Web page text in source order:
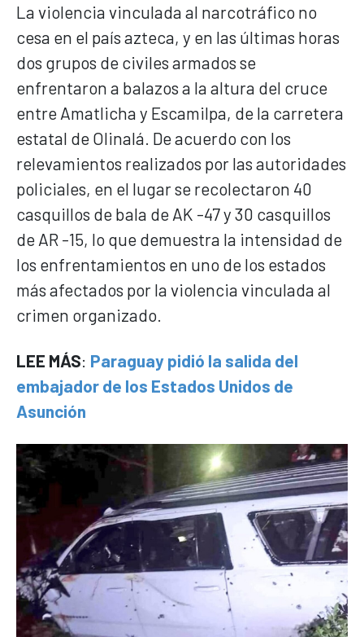
La violencia vinculada al narcotráfico no
cesa en el país azteca, y en las últimas horas
dos grupos de civiles armados se
enfrentaron a balazos a la altura del cruce
entre Amatlicha y Escamilpa, de la carretera
estatal de Olinalá. De acuerdo con los
relevamientos realizados por las autoridades
policiales, en el lugar se recolectaron 40
casquillos de bala de AK -47 y 30 casquillos
de AR -15, lo que demuestra la intensidad de
los enfrentamientos en uno de los estados
más afectados por la violencia vinculada al
crimen organizado.
LEE MÁS: Paraguay pidió la salida del
embajador de los Estados Unidos de
Asunción